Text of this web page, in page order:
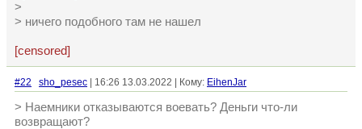
>
> ничего подобного там не нашел
[censored]
#22 sho_pesec | 16:26 13.03.2022 | Кому: EihenJar
> Наемники отказываются воевать? Деньги что-ли
возвращают?